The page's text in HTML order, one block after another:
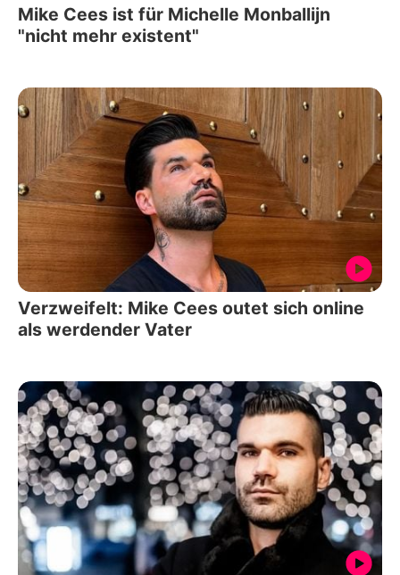
Mike Cees ist für Michelle Monballijn
"nicht mehr existent"
Verzweifelt: Mike Cees outet sich online
als werdender Vater